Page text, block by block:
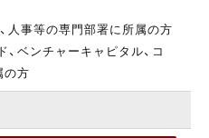
人事等の専門部署に所属の方
ベンチャーキャピタル、コ
の方